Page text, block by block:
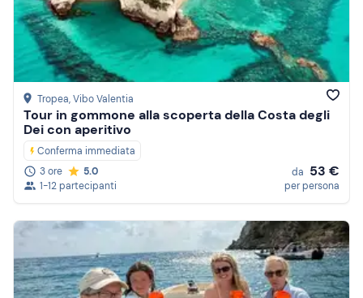
Tropea, Vibo Valentia
Tour in gommone alla scoperta della Costa degli
Dei con aperitivo
Conferma immediata
3 ore
5.0
1-12 partecipanti
da 53 €
per persona